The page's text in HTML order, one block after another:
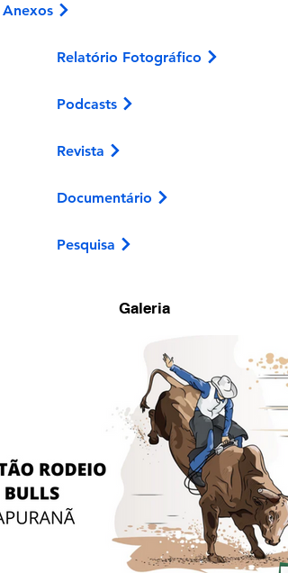
Anexos
Relatório Fotográfico
Podcasts
Revista
Documentário
Pesquisa
Galeria